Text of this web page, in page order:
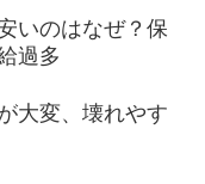
いのはなぜ？保
過多
大変、壊れやす